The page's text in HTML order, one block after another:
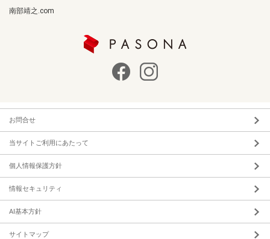
南部靖之.com
お問合せ
当サイトご利用にあたって
個人情報保護方針
情報セキュリティ
AI基本方針
サイトマップ